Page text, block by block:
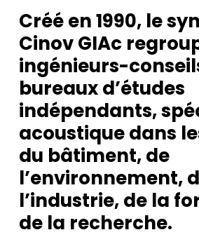
Créé en 1990, le
Cinov GIAc
ingénieurs-
bureaux d’études
indépendants,
acoustique dans
du bâtiment, de
l’environnement,
l’industrie, de la
de la recherche.